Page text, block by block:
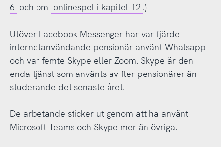
6 och om onlinespel i kapitel 12 .)
Utöver Facebook Messenger har var fjärde
internetanvändande pensionär använt Whatsapp
och var femte Skype eller Zoom. Skype är den
enda tjänst som använts av fler pensionärer än
studerande det senaste året.
De arbetande sticker ut genom att ha använt
Microsoft Teams och Skype mer än övriga.